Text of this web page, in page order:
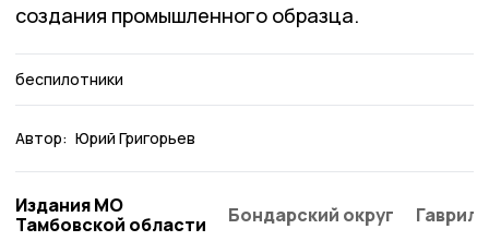
создания промышленного образца.
беспилотники
Автор: Юрий Григорьев
Издания МО
Тамбовской области
Бондарский округ